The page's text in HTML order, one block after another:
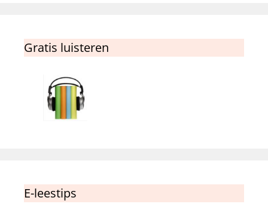
Gratis luisteren
E-leestips